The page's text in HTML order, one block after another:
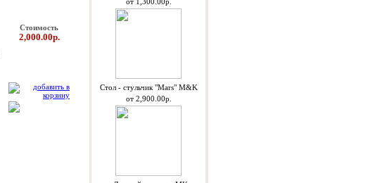
Стоимость
2,000.00р.
Стол - стульчик "Mars" M&K
от 2,900.00р.